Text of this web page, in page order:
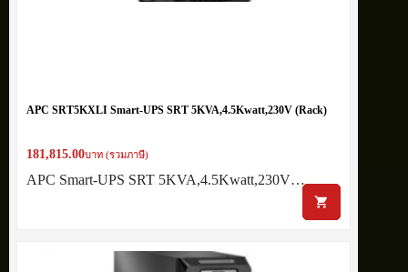
APC SRT5KXLI Smart-UPS SRT 5KVA,4.5Kwatt,230V (Rack)
181,815.00บาท (รวมภาษี)
APC Smart-UPS SRT 5KVA,4.5Kwatt,230V…